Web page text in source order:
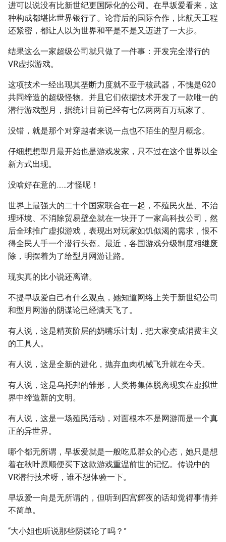
进可以说没有比新世纪更国际化的公司。在早坂爱看来，这
种构成都堪比世界银行了。论背后的国际合作，比航天工程
还紧密，都让人以为世界和平是不是又迈进了一大步。
结果这么一家超级公司就只做了一件事：开发完全潜行的
VR虚拟游戏。
这项技术一经出现其垄断力度就不亚于核武器，不愧是G20
共同缔造的超级怪物。并且它们依据技术开发了一款唯一的
潜行游戏型月，据统计目前已经有七亿两两百万玩家了。
没错，就是那个对穿越者来说一点也不陌生的型月概念。
仔细想想型月最开始也是游戏发家，只不过在这个世界以全
新方式出现。
没啥好在意的……才怪呢！
世界上最强大的二十个国家联合在一起，不殖民火星、不治
理环境、不消除贸易壁垒就在一块开了一家高科技公司，然
后全球推广虚拟游戏，表现出对玩家如饥似渴的需求，恨不
得全民人手一个潜行头盔。最近，各国游戏分级制度相继废
除，明摆着为了给型月网游让路。
现实真的比小说还离谱。
不提早坂爱自己有什么观点，她知道网络上关于新世纪公司
和型月网游的阴谋论已经满天飞了。
有人说，这是精英阶层的奶嘴乐计划，把大家变成消费主义
的工具人。
有人说，这是全新的进化，抛弃血肉机械飞升就在今天。
有人说，这是乌托邦的雏形，人类将集体脱离现实在虚拟世
界中缔造新的文明。
有人说，这是一场殖民活动，对面根本不是网游而是一个真
正的异世界。
哪个都无所谓，早坂爱就是一般吃瓜群众的心态，她只是想
着在秋叶原顺便买下这款游戏重温前世的记忆。传说中的
VR潜行技术呀，谁不想体验一下。
早坂爱一向是无所谓的，但听到四宫辉夜的话却觉得事情并
不简单。
“大小姐也听说那些阴谋论了吗？”